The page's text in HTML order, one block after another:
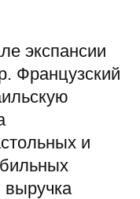
экспансии
Французский
и